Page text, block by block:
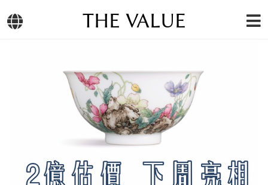
THE VALUE